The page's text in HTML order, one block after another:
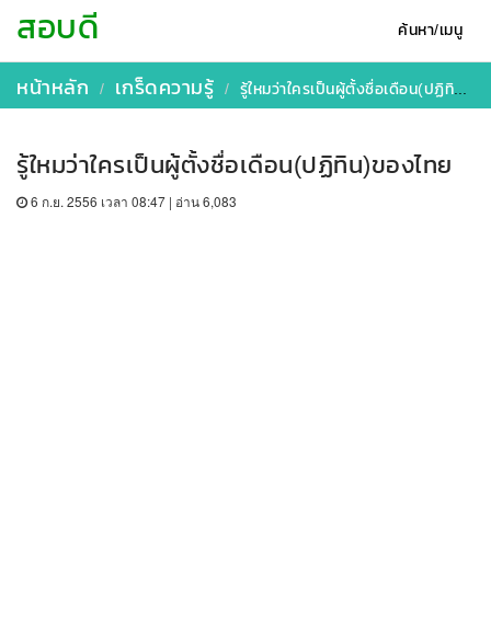
ค้นหา/เมนู
สอบดี
หน้าหลัก เกร็ดความรู้ รู้ใหมว่าใครเป็นผู้ตั้งชื่อเดือน(ปฏิทิน)ของไทย
รู้ใหมว่าใครเป็นผู้ตั้งชื่อเดือน(ปฏิทิน)ของไทย
6 ก.ย. 2556 เวลา 08:47 | อ่าน 6,083